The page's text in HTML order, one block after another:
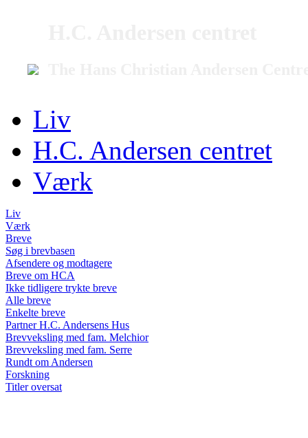
Liv
H.C. Andersen centret
Værk
Liv
Værk
Breve
Søg i brevbasen
Afsendere og modtagere
Breve om HCA
Ikke tidligere trykte breve
Alle breve
Enkelte breve
Partner H.C. Andersens Hus
Brevveksling med fam. Melchior
Brevveksling med fam. Serre
Rundt om Andersen
Forskning
Titler oversat